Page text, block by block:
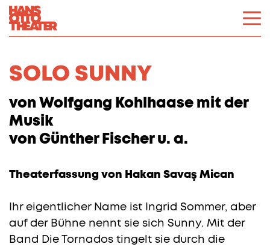
SOLO SUNNY
von Wolfgang Kohlhaase mit der
Musik
von Günther Fischer u. a.
Theaterfassung von Hakan Savaş Mican
Ihr eigentlicher Name ist Ingrid Sommer, aber
auf der Bühne nennt sie sich Sunny. Mit der
Band Die Tornados tingelt sie durch die